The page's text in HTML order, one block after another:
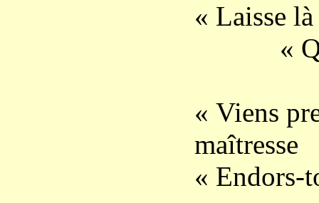
« Laisse
« Qui
« Viens
maîtresse
« Endors-